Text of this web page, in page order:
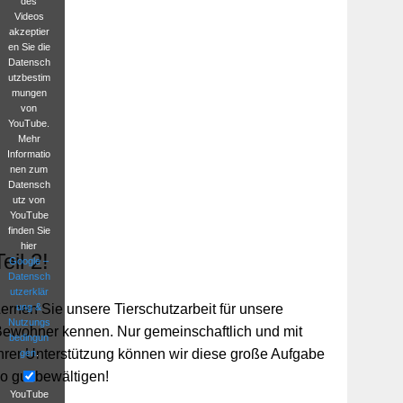
Videos
akzeptier
en Sie die
Datensch
utzbestim
mungen
von
YouTube.
Mehr
Informatio
nen zum
Datensch
utz von
YouTube
finden Sie
hier
Google –
Datensch
utzerklär
ung &
Nutzungs
bedingun
gen.
YouTube
2!
Lernen Sie unsere Tierschutzarbeit für unsere
kennen. Nur gemeinschaftlich und mit
Unterstützung können wir diese große Aufgabe
gut bewältigen!